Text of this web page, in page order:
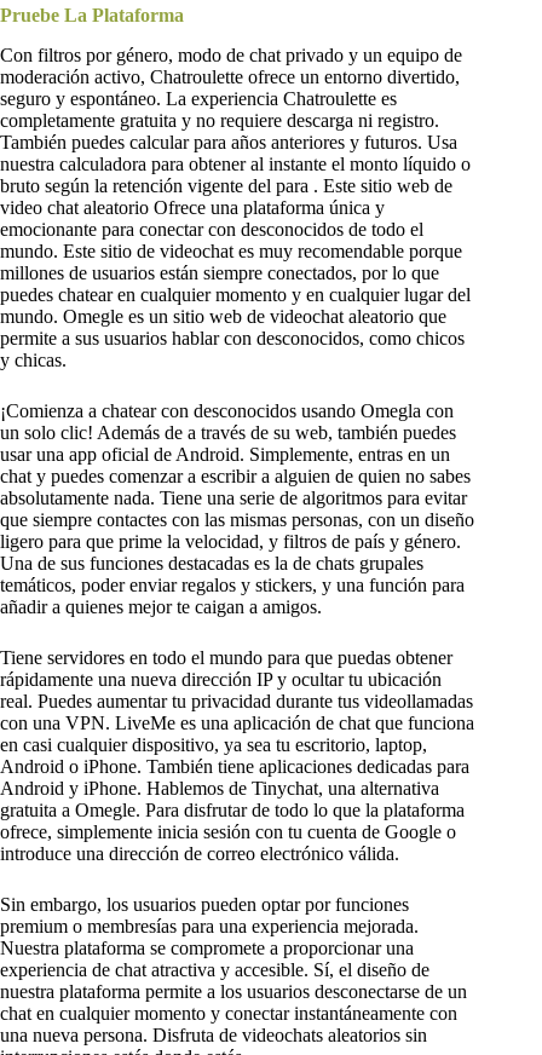
Pruebe La Plataforma
Con filtros por género, modo de chat privado y un equipo de
moderación activo, Chatroulette ofrece un entorno divertido,
seguro y espontáneo. La experiencia Chatroulette es
completamente gratuita y no requiere descarga ni registro.
También puedes calcular para años anteriores y futuros. Usa
nuestra calculadora para obtener al instante el monto líquido o
bruto según la retención vigente del para . Este sitio web de
video chat aleatorio Ofrece una plataforma única y
emocionante para conectar con desconocidos de todo el
mundo. Este sitio de videochat es muy recomendable porque
millones de usuarios están siempre conectados, por lo que
puedes chatear en cualquier momento y en cualquier lugar del
mundo. Omegle es un sitio web de videochat aleatorio que
permite a sus usuarios hablar con desconocidos, como chicos
y chicas.
¡Comienza a chatear con desconocidos usando Omegla con
un solo clic! Además de a través de su web, también puedes
usar una app oficial de Android. Simplemente, entras en un
chat y puedes comenzar a escribir a alguien de quien no sabes
absolutamente nada. Tiene una serie de algoritmos para evitar
que siempre contactes con las mismas personas, con un diseño
ligero para que prime la velocidad, y filtros de país y género.
Una de sus funciones destacadas es la de chats grupales
temáticos, poder enviar regalos y stickers, y una función para
añadir a quienes mejor te caigan a amigos.
Tiene servidores en todo el mundo para que puedas obtener
rápidamente una nueva dirección IP y ocultar tu ubicación
real. Puedes aumentar tu privacidad durante tus videollamadas
con una VPN. LiveMe es una aplicación de chat que funciona
en casi cualquier dispositivo, ya sea tu escritorio, laptop,
Android o iPhone. También tiene aplicaciones dedicadas para
Android y iPhone. Hablemos de Tinychat, una alternativa
gratuita a Omegle. Para disfrutar de todo lo que la plataforma
ofrece, simplemente inicia sesión con tu cuenta de Google o
introduce una dirección de correo electrónico válida.
Sin embargo, los usuarios pueden optar por funciones
premium o membresías para una experiencia mejorada.
Nuestra plataforma se compromete a proporcionar una
experiencia de chat atractiva y accesible. Sí, el diseño de
nuestra plataforma permite a los usuarios desconectarse de un
chat en cualquier momento y conectar instantáneamente con
una nueva persona. Disfruta de videochats aleatorios sin